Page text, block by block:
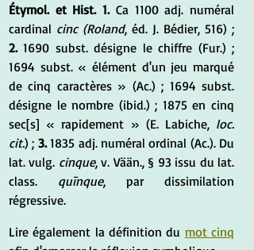
Étymol. et Hist. 1. Ca 1100 adj. numéral
cardinal cinc (Roland
2. 1690 subst. désigne le chiffre (Fur.) ;
1694 subst. « élément d'un jeu marqué
de cinq caractères » (Ac.) ; 1694 subst.
désigne le nombre (ibid.) ; 1875 en cinq
sec[s] « rapidement » (E. Labiche, loc.
cit.) ; 3. 1835 adj. numéral ordinal (Ac.). Du
lat. vulg. cinque, v. Vään., § 93 issu du lat.
class. quīnque, par dissimilation
régressive.
Lire également la définition du mot cinq